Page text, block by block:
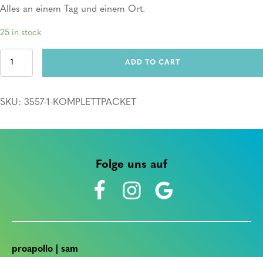
Alles an einem Tag und einem Ort.
25 in stock
Komplettpacket
ADD TO CART
SKU: 3557-1-KOMPLETTPACKET
Folge uns auf
proapollo | sam